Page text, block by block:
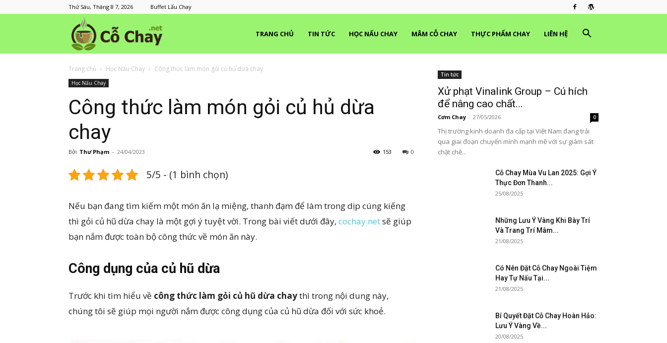
Thứ Sáu, Tháng 8 7, 2026 Buffet Lẩu Chay
Chay
TRANG CHỦ TIN TỨC HỌC NẤU CHAY MÂM CỖ CHAY THỰC PHẨM CHAY LIÊN HỆ
Trang chủ Học Nấu Chay Công thức làm món gỏi củ hủ dừa chay
Học Nấu Chay
Công thức làm món gỏi củ hủ dừa
chay
Bởi Thư Phạm - 24/04/2023 0
153
5/5 - (1 bình chọn)
Nếu bạn đang tìm kiếm một món ăn lạ miệng, thanh đạm để làm trong dịp cúng kiếng
thì gỏi củ hũ dừa chay là một gợi ý tuyệt vời. Trong bài viết dưới đây, cochay.netsẽ giúp
bạn nắm được toàn bộ công thức về món ăn này.
Công dụng của củ hũ dừa
Trước khi tìm hiểu về công thức làm gỏi củ hũ dừa chaythì trong nội dung này,
chúng tôi sẽ giúp mọi người nắm được công dụng của củ hũ dừa đối với sức khoẻ.
Tin tức
Xử phạt Vinalink Group – Cú hích
để nâng cao chất...
Cơm Chay - 27/05/2026 0
Thị trường kinh doanh đa cấp tại Việt Nam đang trải
qua giai đoạn chuyển mình mạnh mẽ với sự giám sát
chặt chẽ...
Cỗ Chay Mùa Vu Lan 2025: Gợi Ý
Thực Đơn Thanh...
25/08/2025
Những Lưu Ý Vàng Khi Bày Trí
Và Trang Trí Mâm...
21/08/2025
Có Nên Đặt Cỗ Chay Ngoài Tiệm
Hay Tự Nấu Tại...
21/08/2025
Bí Quyết Đặt Cỗ Chay Hoàn Hảo:
Lưu Ý Vàng Về...
20/08/2025